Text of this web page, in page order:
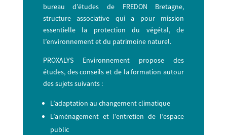
bureau d’études de FREDON Bretagne,
structure associative qui a pour mission
essentielle la protection du végétal, de
l’environnement et du patrimoine naturel.
PROXALYS Environnement propose des
études, des conseils et de la formation autour
des sujets suivants :
L’adaptation au changement climatique
L’aménagement et l’entretien de l’espace
public